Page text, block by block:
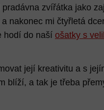
zvířátka jako
nakonec mi čtyřletá
hodí do naší ošatky s
její kreativitu a s
blíží, a tak je třeba